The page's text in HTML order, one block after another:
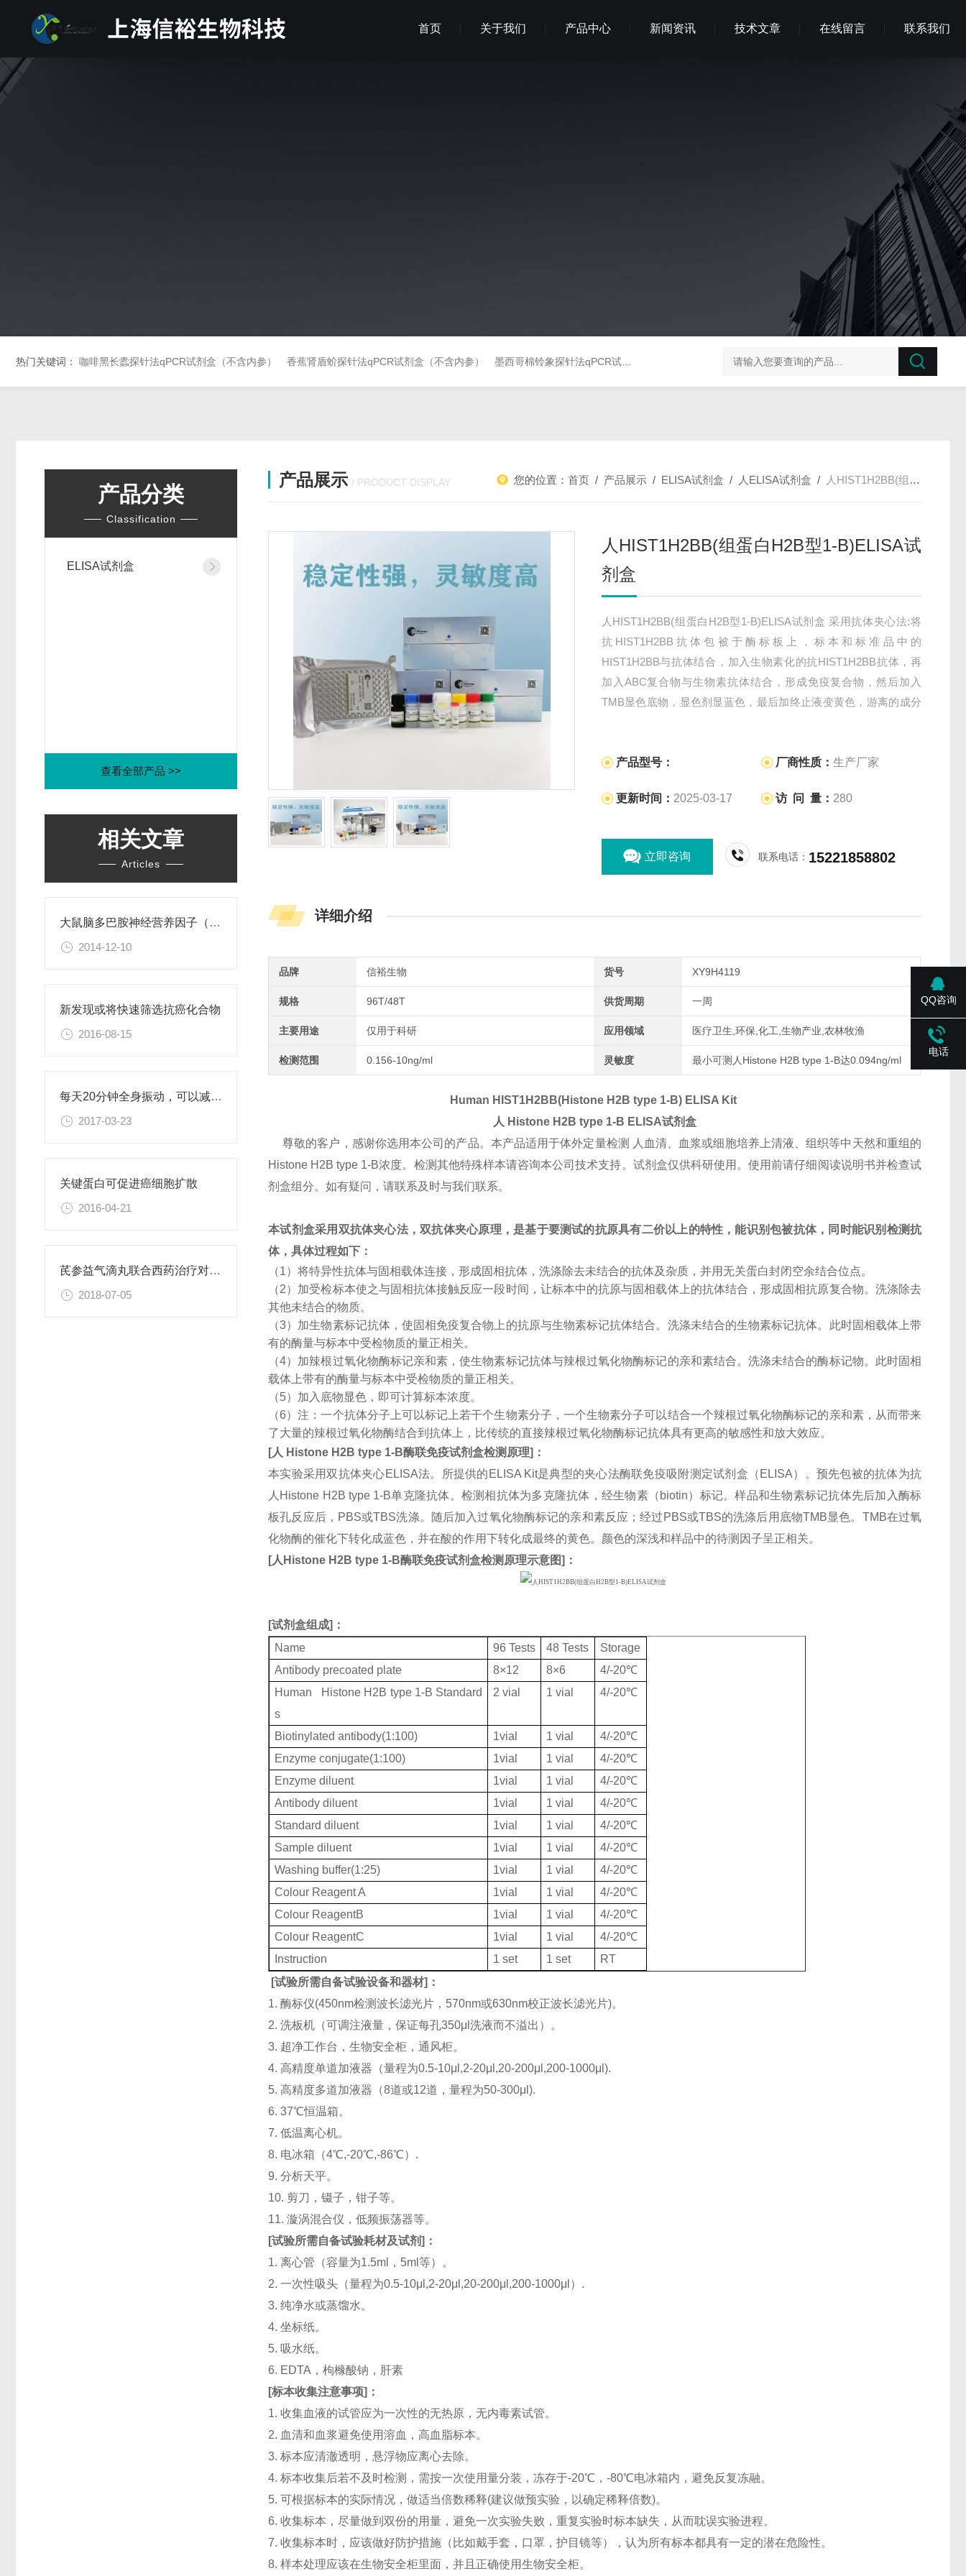
首页 关于我们 产品中心 新闻资讯 技术文章 在线留言 联系我们
热门关键词： 咖啡黑长蠹探针法qPCR试剂盒（不含内参） 香蕉肾盾蚧探针法qPCR试剂盒（不含内参） 墨西哥棉铃象探针法qPCR试剂盒（不含内参） 榛子东部枯萎病菌探针法qPCR试剂盒不含内参
产品分类
Classification
ELISA试剂盒
查看全部产品 >>
相关文章
Articles
大鼠脑多巴胺神经营养因子（CDNF）ELISA试剂盒
2014-12-10
新发现或将快速筛选抗癌化合物
2016-08-15
每天20分钟全身振动，可以减肥、对抗糖尿病
2017-03-23
关键蛋白可促进癌细胞扩散
2016-04-21
芪参益气滴丸联合西药治疗对稳定型心绞痛患者血清抵抗素水平的影响
2018-07-05
产品展示 / PRODUCT DISPLAY 您的位置：首页 / 产品展示 / ELISA试剂盒 / 人ELISA试剂盒 / 人HIST1H2BB(组蛋白H2B型1-B)ELISA试剂盒
人HIST1H2BB(组蛋白H2B型1-B)ELISA试
剂盒
人HIST1H2BB(组蛋白H2B型1-B)ELISA试剂盒 采用抗体夹心法:将
抗HIST1H2BB抗体包被于酶标板上，标本和标准品中的
HIST1H2BB与抗体结合，加入生物素化的抗HIST1H2BB抗体，再
加入ABC复合物与生物素抗体结合，形成免疫复合物，然后加入
TMB显色底物，显色剂显蓝色，最后加终止液变黄色，游离的成分
产品型号： 厂商性质：生产厂家
更新时间： 2025-03-17 访 问 量： 280
立即咨询 联系电话： 15221858802
详细介绍
品牌 信裕生物 货号 XY9H4119
规格 96T/48T 供货周期 一周
主要用途 仅用于科研 应用领域 医疗卫生,环保,化工,生物产业,农林牧渔
检测范围 0.156-10ng/ml 灵敏度 最小可测人Histone H2B type 1-B达0.094ng/ml
Human HIST1H2BB(Histone H2B type 1-B) ELISA Kit
人 Histone H2B type 1-B ELISA试剂盒
尊敬的客户，感谢你选用本公司的产品。本产品适用于体外定量检测 人血清、血浆或细胞培养上清液、组织等中天然和重组的
Histone H2B type 1-B浓度。检测其他特殊样本请咨询本公司技术支持。试剂盒仅供科研使用。使用前请仔细阅读说明书并检查试
剂盒组分。如有疑问，请联系及时与我们联系。
本试剂盒采用双抗体夹心法，双抗体夹心原理，是基于要测试的抗原具有二价以上的特性，能识别包被抗体，同时能识别检测抗
体，具体过程如下：
（1）将特异性抗体与固相载体连接，形成固相抗体，洗涤除去未结合的抗体及杂质，并用无关蛋白封闭空余结合位点。
（2）加受检标本使之与固相抗体接触反应一段时间，让标本中的抗原与固相载体上的抗体结合，形成固相抗原复合物。洗涤除去
其他未结合的物质。
（3）加生物素标记抗体，使固相免疫复合物上的抗原与生物素标记抗体结合。洗涤未结合的生物素标记抗体。此时固相载体上带
有的酶量与标本中受检物质的量正相关。
（4）加辣根过氧化物酶标记亲和素，使生物素标记抗体与辣根过氧化物酶标记的亲和素结合。洗涤未结合的酶标记物。此时固相
载体上带有的酶量与标本中受检物质的量正相关。
（5）加入底物显色，即可计算标本浓度。
（6）注：一个抗体分子上可以标记上若干个生物素分子，一个生物素分子可以结合一个辣根过氧化物酶标记的亲和素，从而带来
了大量的辣根过氧化物酶结合到抗体上，比传统的直接辣根过氧化物酶标记抗体具有更高的敏感性和放大效应。
[人 Histone H2B type 1-B酶联免疫试剂盒检测原理] ：
本实验采用双抗体夹心ELISA法。所提供的ELISA Kit是典型的夹心法酶联免疫吸附测定试剂盒（ELISA）。预先包被的抗体为抗
人Histone H2B type 1-B单克隆抗体。检测相抗体为多克隆抗体，经生物素（biotin）标记。样品和生物素标记抗体先后加入酶标
板孔反应后，PBS或TBS洗涤。随后加入过氧化物酶标记的亲和素反应；经过PBS或TBS的洗涤后用底物TMB显色。TMB在过氧
化物酶的催化下转化成蓝色，并在酸的作用下转化成最终的黄色。颜色的深浅和样品中的待测因子呈正相关。
[人 Histone H2B type 1-B酶联免疫试剂盒检测原理示意图] ：
[试剂盒组成]：
Name
96 Tests 48 Tests
Storage
Antibody precoated plate
8×12 8×6
4/-20℃
Human Histone H2B type 1-B Standard
s
2 vial 1 vial 4/-20℃
Biotinylated antibody(1:100) 1vial 1 vial
4/-20℃
Enzyme conjugate(1:100)
1vial 1 vial
4/-20℃
Enzyme diluent
1vial 1 vial
4/-20℃
Antibody diluent
1vial 1 vial
4/-20℃
Standard diluent
1vial 1 vial
4/-20℃
Sample diluent
1vial 1 vial
4/-20℃
Washing buffer(1:25)
1vial 1 vial
4/-20℃
Colour Reagent A
1vial 1 vial
4/-20℃
Colour ReagentB
1vial 1 vial
4/-20℃
Colour ReagentC
1vial 1 vial
4/-20℃
Instruction
1 set 1 set
RT
[试验所需自备试验设备和器材]：
1. 酶标仪(450nm检测波长滤光片，570nm或630nm校正波长滤光片)。
2. 洗板机（可调注液量，保证每孔350μl洗液而不溢出）。
3. 超净工作台，生物安全柜，通风柜。
4. 高精度单道加液器（量程为0.5-10μl,2-20μl,20-200μl,200-1000μl).
5. 高精度多道加液器（8道或12道，量程为50-300μl).
6. 37℃恒温箱。
7. 低温离心机。
8. 电冰箱（4℃,-20℃,-86℃）.
9. 分析天平。
10. 剪刀，镊子，钳子等。
11. 漩涡混合仪，低频振荡器等。
[试验所需自备试验耗材及试剂]：
1. 离心管（容量为1.5ml，5ml等）。
2. 一次性吸头（量程为0.5-10μl,2-20μl,20-200μl,200-1000μl）.
3. 纯净水或蒸馏水。
4. 坐标纸。
5. 吸水纸。
6. EDTA，枸橼酸钠，肝素
[标本收集注意事项]：
1. 收集血液的试管应为一次性的无热原，无内毒素试管。
2. 血清和血浆避免使用溶血，高血脂标本。
3. 标本应清澈透明，悬浮物应离心去除。
4. 标本收集后若不及时检测，需按一次使用量分装，冻存于-20℃，-80℃电冰箱内，避免反复冻融。
5. 可根据标本的实际情况，做适当倍数稀释(建议做预实验，以确定稀释倍数)。
6. 收集标本，尽量做到双份的用量，避免一次实验失败，重复实验时标本缺失，从而耽误实验进程。
7. 收集标本时，应该做好防护措施（比如戴手套，口罩，护目镜等），认为所有标本都具有一定的潜在危险性。
8. 样本处理应该在生物安全柜里面，并且正确使用生物安全柜。
QQ咨询
电话